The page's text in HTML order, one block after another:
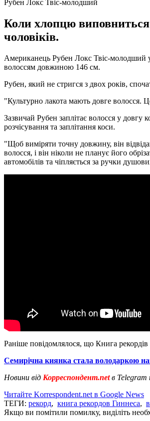
Рубен Локс Твіс-молодший
Коли хлопцю виповниться
чоловіків.
Американець Рубен Локс Твіс-молодший
волоссям довжиною 146 см.
Рубен, який не стригся з двох років,
"Культурно лакота мають довге волосся.
Зазвичай Рубен заплітає волосся у
розчісування та заплітання коси.
"Щоб виміряти точну довжину, він
волосся, і він ніколи не планує його
автомобілів та чіпляється за ручки
Раніше повідомлялося, що Книга
Семирічна киянка стала володаркою
Новини від Корреспондент.netв Telegram
Читайте Korrespondent.net в Google News
ТЕГИ: рекорд, книга рекордов Гиннеса,
Якщо ви помітили помилку, виділіть